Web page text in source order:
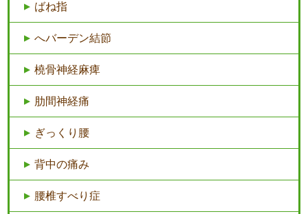
ばね指
へバーデン結節
橈骨神経麻痺
肋間神経痛
ぎっくり腰
背中の痛み
腰椎すべり症